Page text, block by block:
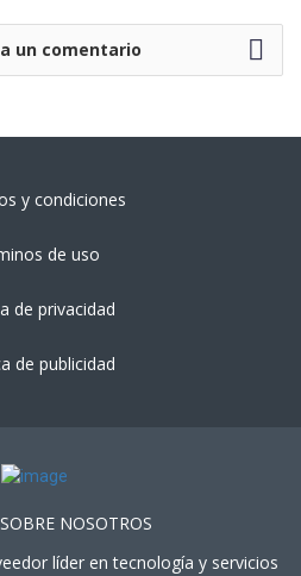
un comentario
y condiciones
de uso
de privacidad
de publicidad
NOSOTROS
líder en tecnología y servicios